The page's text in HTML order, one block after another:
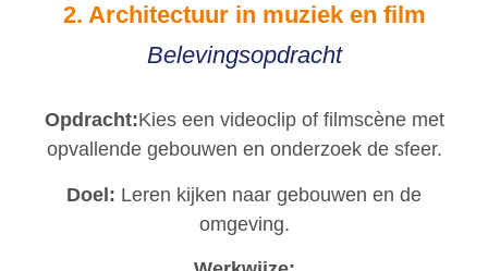
2. Architectuur in muziek en film
Belevingsopdracht
Opdracht:Kies een videoclip of filmscène met
opvallende gebouwen en onderzoek de sfeer.
Doel: Leren kijken naar gebouwen en de
omgeving.